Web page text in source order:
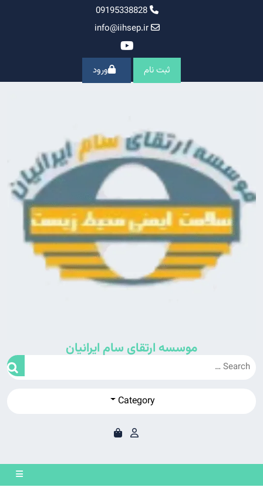
09195338828
info@iihsep.ir
ثبت نام ورود
موسسه ارتقای سام ایرانیان
Category